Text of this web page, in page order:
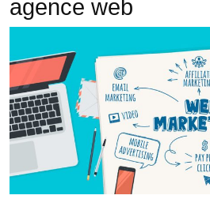
agence web